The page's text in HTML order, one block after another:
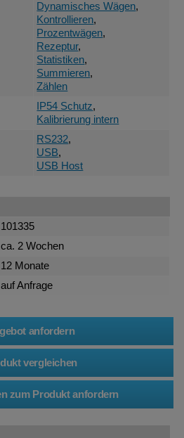
Dynamisches Wägen,
Kontrollieren,
Prozentwägen,
Rezeptur,
Statistiken,
Summieren,
Zählen
IP54 Schutz,
Kalibrierung intern
RS232,
USB,
USB Host
101335
ca. 2 Wochen
12 Monate
auf Anfrage